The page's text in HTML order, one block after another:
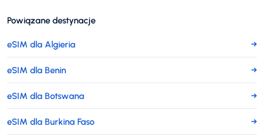
Powiązane destynacje
eSIM dla Algieria →
eSIM dla Benin →
eSIM dla Botswana →
eSIM dla Burkina Faso →